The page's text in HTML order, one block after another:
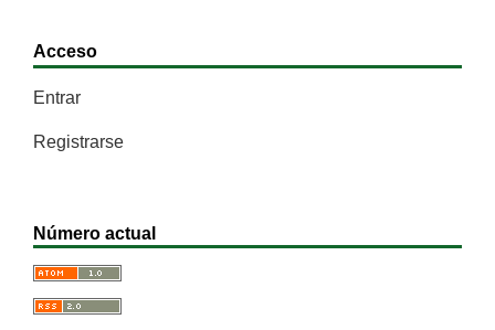
Acceso
Entrar
Registrarse
Número actual